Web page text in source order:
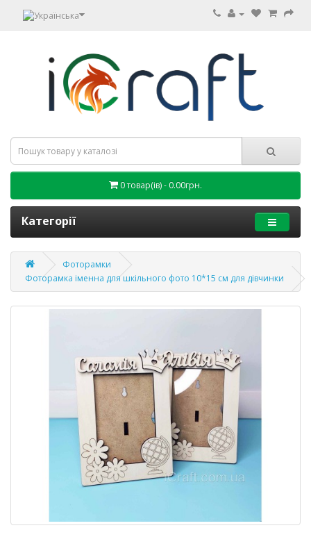
0 товар(ів) - 0.00грн.
Категорії
Фоторамки
Фоторамка іменна для шкільного фото 10*15 см для дівчинки